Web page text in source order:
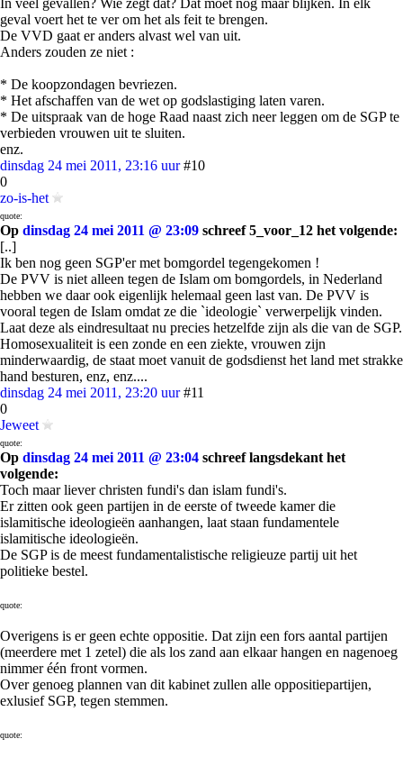
In veel gevallen? Wie zegt dat? Dat moet nog maar blijken. In elk
geval voert het te ver om het als feit te brengen.
De VVD gaat er anders alvast wel van uit.
Anders zouden ze niet :
* De koopzondagen bevriezen.
* Het afschaffen van de wet op godslastiging laten varen.
* De uitspraak van de hoge Raad naast zich neer leggen om de SGP te
verbieden vrouwen uit te sluiten.
enz.
dinsdag 24 mei 2011, 23:16 uur #10
0
zo-is-het
quote:
Op dinsdag 24 mei 2011 @ 23:09 schreef 5_voor_12 het volgende:
[..]
Ik ben nog geen SGP'er met bomgordel tegengekomen !
De PVV is niet alleen tegen de Islam om bomgordels, in Nederland
hebben we daar ook eigenlijk helemaal geen last van. De PVV is
vooral tegen de Islam omdat ze die `ideologie` verwerpelijk vinden.
Laat deze als eindresultaat nu precies hetzelfde zijn als die van de SGP.
Homosexualiteit is een zonde en een ziekte, vrouwen zijn
minderwaardig, de staat moet vanuit de godsdienst het land met strakke
hand besturen, enz, enz....
dinsdag 24 mei 2011, 23:20 uur #11
0
Jeweet
quote:
Op dinsdag 24 mei 2011 @ 23:04 schreef langsdekant het
volgende:
Toch maar liever christen fundi's dan islam fundi's.
Er zitten ook geen partijen in de eerste of tweede kamer die
islamitische ideologieën aanhangen, laat staan fundamentele
islamitische ideologieën.
De SGP is de meest fundamentalistische religieuze partij uit het
politieke bestel.
quote:
Overigens is er geen echte oppositie. Dat zijn een fors aantal partijen
(meerdere met 1 zetel) die als los zand aan elkaar hangen en nagenoeg
nimmer één front vormen.
Over genoeg plannen van dit kabinet zullen alle oppositiepartijen,
exlusief SGP, tegen stemmen.
quote: